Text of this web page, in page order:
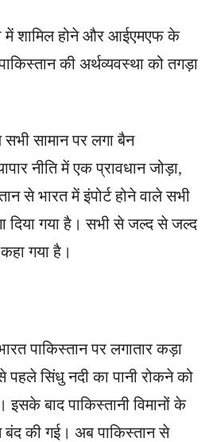
में शामिल होने और आईएमएफ के
की अर्थव्यवस्था को तगड़ा
सामान पर लगा बैन
नीति में एक प्रावधान जोड़ा,
से भारत में इंपोर्ट होने वाले सभी
दिया गया है। सभी से जल्द से जल्द
गया है।
पाकिस्तान पर लगातार कड़ा
सिंधु नदी का पानी रोकने को
इसके बाद पाकिस्तानी विमानों के
बंद की गई। अब पाकिस्तान से